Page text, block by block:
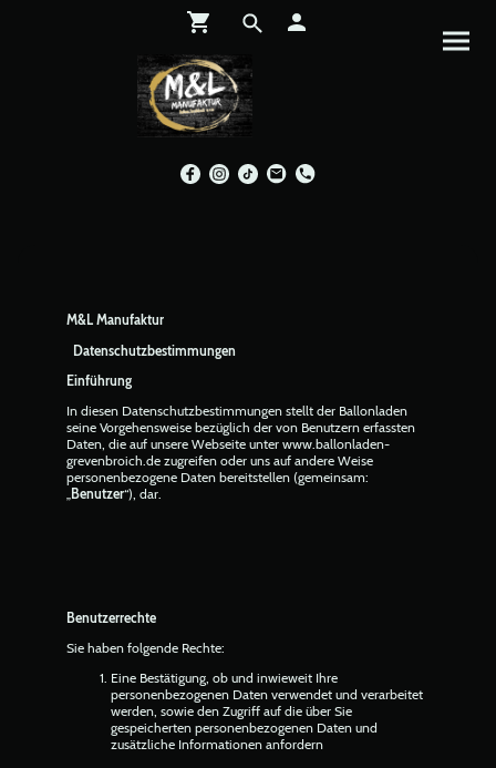
M&L Manufaktur
Datenschutzbestimmungen
Einführung
In diesen Datenschutzbestimmungen stellt der Ballonladen
seine Vorgehensweise bezüglich der von Benutzern erfassten
Daten, die auf unsere Webseite unter www.ballonladen-
grevenbroich.de zugreifen oder uns auf andere Weise
personenbezogene Daten bereitstellen (gemeinsam:
„Benutzer“), dar.
Benutzerrechte
Sie haben folgende Rechte:
Eine Bestätigung, ob und inwieweit Ihre
personenbezogenen Daten verwendet und verarbeitet
werden, sowie den Zugriff auf die über Sie
gespeicherten personenbezogenen Daten und
zusätzliche Informationen anfordern